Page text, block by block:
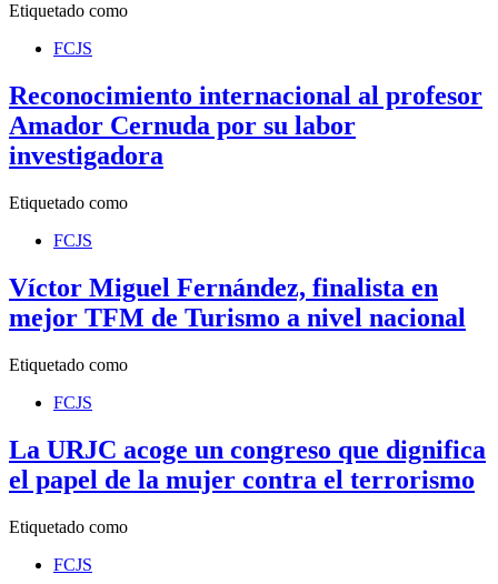
Etiquetado como
FCJS
Reconocimiento internacional al profesor
Amador Cernuda por su labor
investigadora
Etiquetado como
FCJS
Víctor Miguel Fernández, finalista en
mejor TFM de Turismo a nivel nacional
Etiquetado como
FCJS
La URJC acoge un congreso que dignifica
el papel de la mujer contra el terrorismo
Etiquetado como
FCJS